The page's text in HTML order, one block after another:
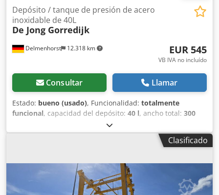
Delmenhorst 12.318 km
Depósito / tanque de presión de acero
inoxidable de 40L
De Jong Gorredijk
EUR 545
VB IVA no incluído
Consultar Llamar
Estado: bueno (usado), Funcionalidad: totalmente
funcional, capacidad del depósito: 40 l, ancho total: 300
, material de la pared:
inoxidable, presión de funcionamiento:5 bar,
, Depósito de presión de acero
Última aplicación: Industria farmacéutica Dodpfsza Eicex
An Eokr Volumen: 40 L Tipo: Vertical sobre carro con
ruedas Altura de las ruedas: 80 mm Material (en contacto
Clasificado